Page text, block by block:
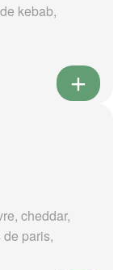
kebab,
cheddar,
paris,